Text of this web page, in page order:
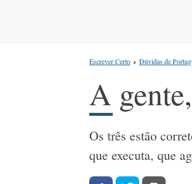
Escrever Certo Dúvidas de
A
Os três estão
que executa, que